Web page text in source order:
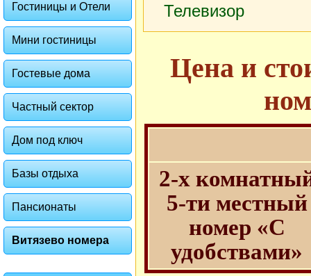
Гостиницы и Отели
Мини гостиницы
Гостевые дома
Частный сектор
Дом под ключ
Базы отдыха
Пансионаты
Витязево номера
Телевизор
Цена и
2-х
5-ти местный
номер «С
удобствами»